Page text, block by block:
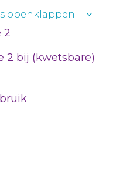
openklappen
2
2 bij (kwetsbare)